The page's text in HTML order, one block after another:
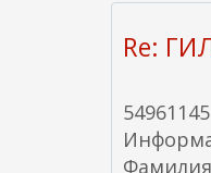
Re:
54961145